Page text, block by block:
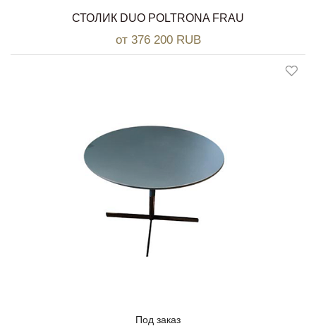
СТОЛИК DUO POLTRONA FRAU
от 376 200 RUB
Под заказ